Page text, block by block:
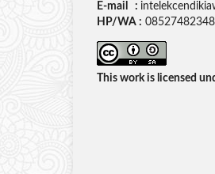
E-mail :
HP/WA :
This work is licensed